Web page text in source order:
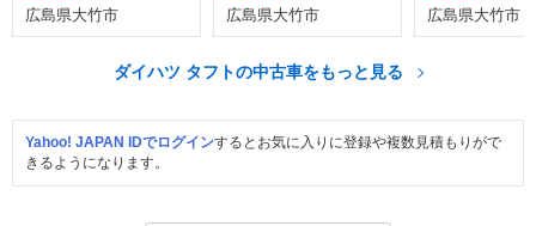
広島県大竹市 広島県大竹市 広島県大竹市
ダイハツ タフトの中古車をもっと見る
Yahoo! JAPAN IDでログインするとお気に入りに登録や複数見積もりがで
きるようになります。